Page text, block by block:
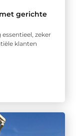
gerichte
zeker
klanten